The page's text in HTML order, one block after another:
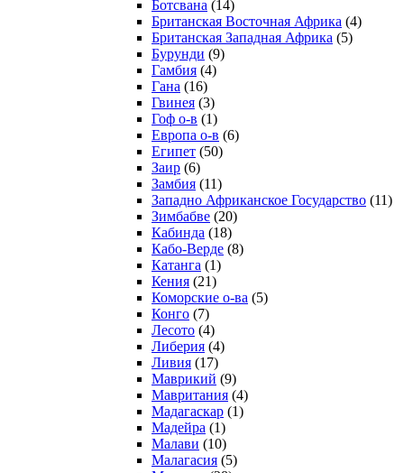
Ботсвана (14)
Британская Восточная Африка (4)
Британская Западная Африка (5)
Бурунди (9)
Гамбия (4)
Гана (16)
Гвинея (3)
Гоф о-в (1)
Европа о-в (6)
Египет (50)
Заир (6)
Замбия (11)
Западно Африканское Государство (11)
Зимбабве (20)
Кабинда (18)
Кабо-Верде (8)
Катанга (1)
Кения (21)
Коморcкие о-ва (5)
Конго (7)
Лесото (4)
Либерия (4)
Ливия (17)
Маврикий (9)
Мавритания (4)
Мадагаскар (1)
Мадейра (1)
Малави (10)
Малагасия (5)